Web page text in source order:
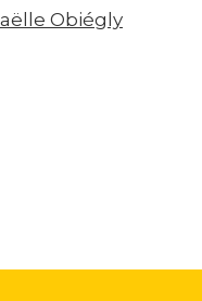
Obiégly